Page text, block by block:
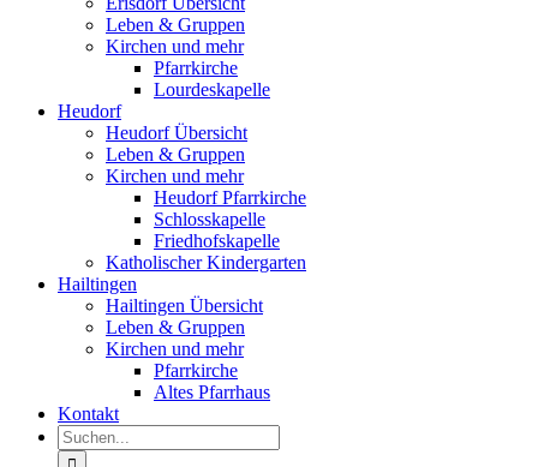
Leben & Gruppen
Kirchen und mehr
Pfarrkirche
Lourdeskapelle
Heudorf
Heudorf Übersicht
Leben & Gruppen
Kirchen und mehr
Heudorf Pfarrkirche
Schlosskapelle
Friedhofskapelle
Katholischer Kindergarten
Hailtingen
Hailtingen Übersicht
Leben & Gruppen
Kirchen und mehr
Pfarrkirche
Altes Pfarrhaus
Kontakt
Suche
nach: